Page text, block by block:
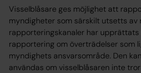
Visselblåsare ges möjlighet att
myndigheter som särskilt utsetts av
rapporteringskanaler har
rapportering om överträdelser som
myndighets ansvarsområde. Den
användas om visselblåsaren inte